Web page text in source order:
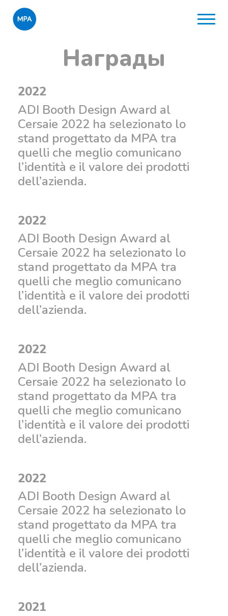
Награды
2022
ADI Booth Design Award al
Cersaie 2022 ha selezionato lo
stand progettato da MPA tra
quelli che meglio comunicano
l’identità e il valore dei prodotti
dell’azienda.
2022
ADI Booth Design Award al
Cersaie 2022 ha selezionato lo
stand progettato da MPA tra
quelli che meglio comunicano
l’identità e il valore dei prodotti
dell’azienda.
2022
ADI Booth Design Award al
Cersaie 2022 ha selezionato lo
stand progettato da MPA tra
quelli che meglio comunicano
l’identità e il valore dei prodotti
dell’azienda.
2022
ADI Booth Design Award al
Cersaie 2022 ha selezionato lo
stand progettato da MPA tra
quelli che meglio comunicano
l’identità e il valore dei prodotti
dell’azienda.
2021